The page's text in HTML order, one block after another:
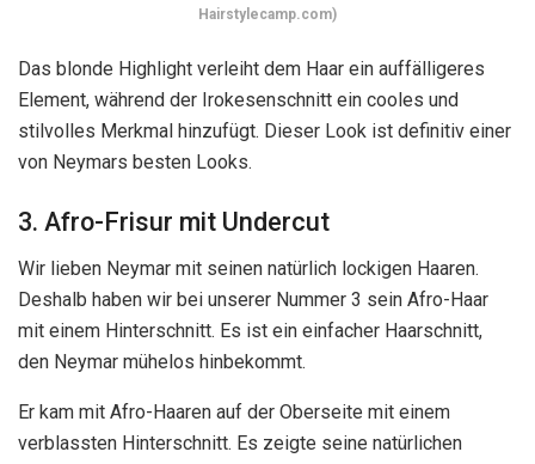
Hairstylecamp.com)
Das blonde Highlight verleiht dem Haar ein auffälligeres
Element, während der Irokesenschnitt ein cooles und
stilvolles Merkmal hinzufügt. Dieser Look ist definitiv einer
von Neymars besten Looks.
3. Afro-Frisur mit Undercut
Wir lieben Neymar mit seinen natürlich lockigen Haaren.
Deshalb haben wir bei unserer Nummer 3 sein Afro-Haar
mit einem Hinterschnitt. Es ist ein einfacher Haarschnitt,
den Neymar mühelos hinbekommt.
Er kam mit Afro-Haaren auf der Oberseite mit einem
verblassten Hinterschnitt. Es zeigte seine natürlichen